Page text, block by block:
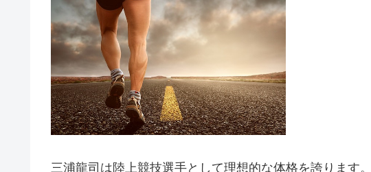
三浦龍司は陸上競技選手として理想的な体格を誇ります